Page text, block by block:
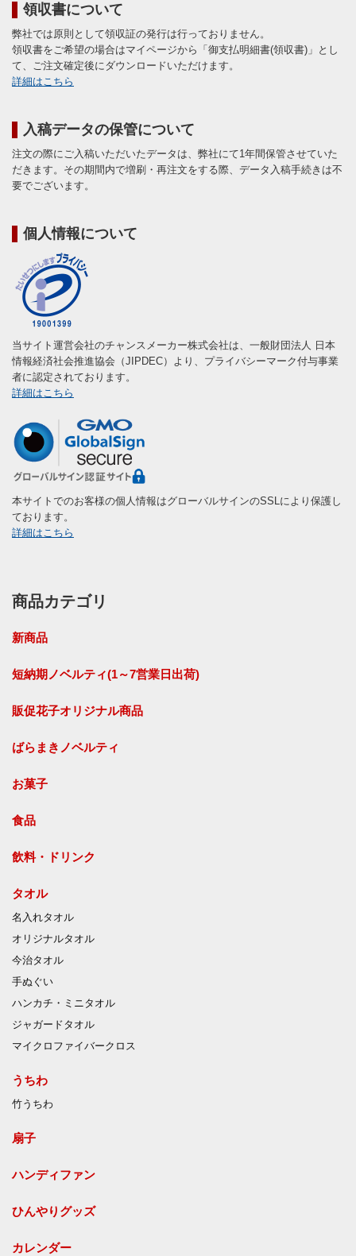
領収書について
弊社では原則として領収証の発行は行っておりません。
領収書をご希望の場合はマイページから「御支払明細書(領収書)」とし
て、ご注文確定後にダウンロードいただけます。
詳細はこちら
入稿データの保管について
注文の際にご入稿いただいたデータは、弊社にて1年間保管させていた
だきます。その期間内で増刷・再注文をする際、データ入稿手続きは不
要でございます。
個人情報について
当サイト運営会社のチャンスメーカー株式会社は、一般財団法人 日本
情報経済社会推進協会（JIPDEC）より、プライバシーマーク付与事業
者に認定されております。
詳細はこちら
本サイトでのお客様の個人情報はグローバルサインのSSLにより保護し
ております。
詳細はこちら
商品カテゴリ
新商品
短納期ノベルティ(1～7営業日出荷)
販促花子オリジナル商品
ばらまきノベルティ
お菓子
食品
飲料・ドリンク
タオル
名入れタオル
オリジナルタオル
今治タオル
手ぬぐい
ハンカチ・ミニタオル
ジャガードタオル
マイクロファイバークロス
うちわ
竹うちわ
扇子
ハンディファン
ひんやりグッズ
カレンダー